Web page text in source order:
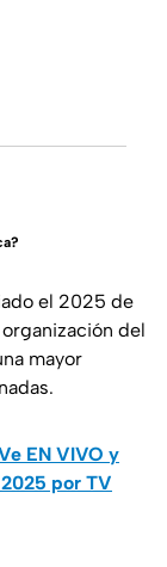
el 2025 de
del
mayor
EN VIVO y
por TV